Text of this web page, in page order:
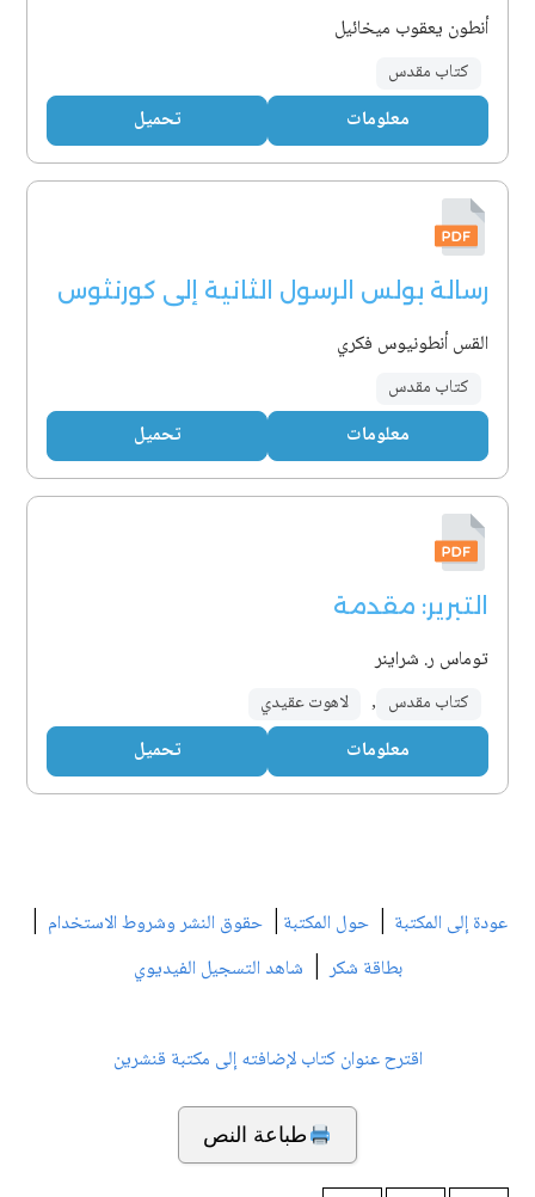
أنطون يعقوب ميخائيل
كتاب مقدس
معلومات تحميل
رسالة بولس الرسول الثانية إلى كورنثوس
القس أنطونيوس فكري
كتاب مقدس
معلومات تحميل
التبرير: مقدمة
توماس ر. شراينر
كتاب مقدس , لاهوت عقيدي
معلومات تحميل
عودة إلى المكتبة | حول المكتبة | حقوق النشر وشروط الاستخدام |
بطاقة شكر| شاهد التسجيل الفيديوي
اقترح عنوان كتاب لإضافته إلى مكتبة قنشرين
طباعة النص